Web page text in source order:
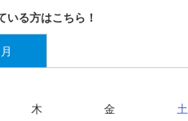
る方はこちら！
木 金 土